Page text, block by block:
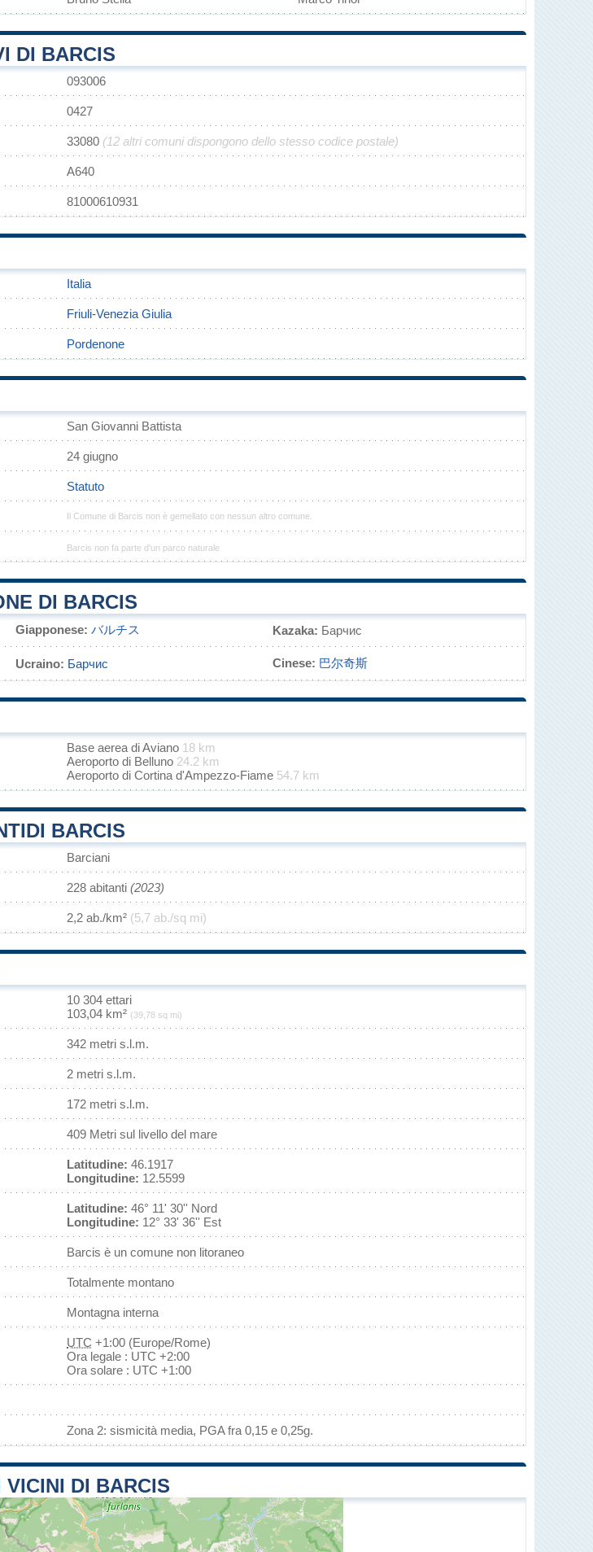
DI BARCIS
093006
0427
33080 (12 altri comuni dispongono dello stesso codice postale)
A640
81000610931
Italia
Friuli-Venezia Giulia
Pordenone
San Giovanni Battista
24 giugno
Statuto
Il Comune di Barcis non è gemellato con nessun altro comune.
Barcis non fa parte d'un parco naturale
DI BARCIS
Giapponese: バルチス Kazaka: Барчис
Ucraino: Барчис Cinese: 巴尔奇斯
Base aerea di Aviano 18 km
Aeroporto di Belluno 24.2 km
Aeroporto di Cortina d'Ampezzo-Fiame 54.7 km
BARCIS
Barciani
228 abitanti (2023)
2,2 ab./km² (5,7 ab./sq mi)
10 304 ettari
103,04 km² (39,78 sq mi)
342 metri s.l.m.
2 metri s.l.m.
172 metri s.l.m.
409 Metri sul livello del mare
Latitudine: 46.1917
Longitudine: 12.5599
Latitudine: 46° 11' 30'' Nord
Longitudine: 12° 33' 36'' Est
Barcis è un comune non litoraneo
Totalmente montano
Montagna interna
UTC +1:00 (Europe/Rome)
Ora legale : UTC +2:00
Ora solare : UTC +1:00
Zona 2: sismicità media, PGA fra 0,15 e 0,25g.
DI BARCIS